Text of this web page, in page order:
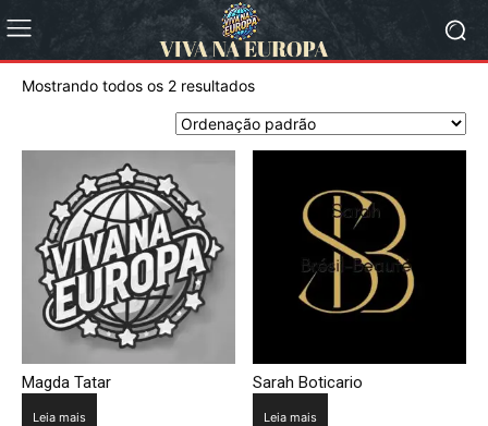
Mostrando todos os 2 resultados
Magda Tatar
Leia mais
Sarah Boticario
Leia mais